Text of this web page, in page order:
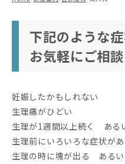
下記のような
お気軽にご相談
妊娠したかもしれない
生理痛がひどい
生理が1週間以上続く ある
生理前にいろいろな症状があ
生理の時に塊が出る ある